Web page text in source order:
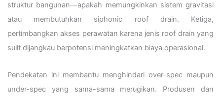
struktur bangunan—apakah memungkinkan sistem gravitasi
atau membutuhkan siphonic roof drain. Ketiga,
pertimbangkan akses perawatan karena jenis roof drain yang
sulit dijangkau berpotensi meningkatkan biaya operasional.
Pendekatan ini membantu menghindari over-spec maupun
under-spec yang sama-sama merugikan. Produsen dan